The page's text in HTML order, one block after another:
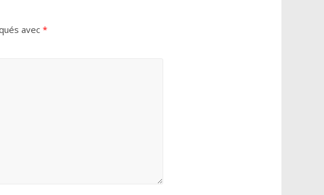
avec *